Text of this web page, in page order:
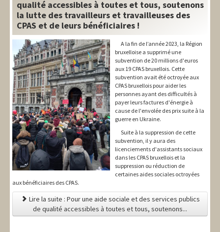
qualité accessibles à toutes et tous, soutenons
la lutte des travailleurs et travailleuses des
CPAS et de leurs bénéficiaires !
A la fin de l’année 2023, la Région
bruxelloise a supprimé une
subvention de 20 millions d'euros
aux 19 CPAS bruxellois. Cette
subvention avait été octroyée aux
CPAS bruxellois pour aider les
personnes ayant des difficultés à
payer leurs factures d'énergie à
cause de l'envolée des prix suite à la
guerre en Ukraine.
Suite à la suppression de cette
subvention, il y aura des
licenciements d'assistants sociaux
dans les CPAS bruxellois et la
suppression ou réduction de
certaines aides sociales octroyées
aux bénéficiaires des CPAS.
Lire la suite : Pour une aide sociale et des services publics
de qualité accessibles à toutes et tous, soutenons...